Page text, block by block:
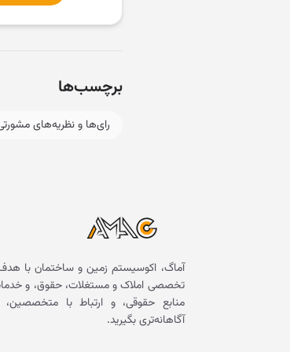
برچسب‌ها
رای‌ها و نظریه‌های
آماگ، اکوسیستم زمین و ساختمان با
تخصصی املاک و مستغلات، حقوق، و خدمات
منابع حقوقی، و ارتباط با
آگاهانه‌تری بگیرید.